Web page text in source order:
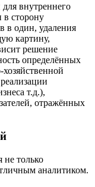
внутреннего
в сторону
в один, удаления
картину,
решение
определённых
т.д.),
отражённых
не только
аналитиком.